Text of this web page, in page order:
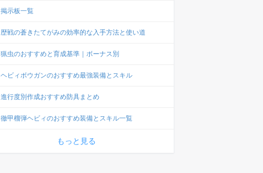
掲示板一覧
歴戦の蒼きたてがみの効率的な入手方法と使い道
猟虫のおすすめと育成基準｜ボーナス別
ヘビィボウガンのおすすめ最強装備とスキル
進行度別作成おすすめ防具まとめ
徹甲榴弾ヘビィのおすすめ装備とスキル一覧
もっと見る